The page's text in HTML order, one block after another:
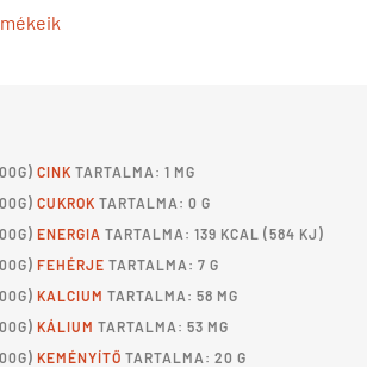
CINK TARTALMA: 1 MG
CUKROK TARTALMA: 0 G
ENERGIA TARTALMA: 139 KCAL (584 KJ)
FEHÉRJE TARTALMA: 7 G
KALCIUM TARTALMA: 58 MG
KÁLIUM TARTALMA: 53 MG
KEMÉNYÍTŐ TARTALMA: 20 G